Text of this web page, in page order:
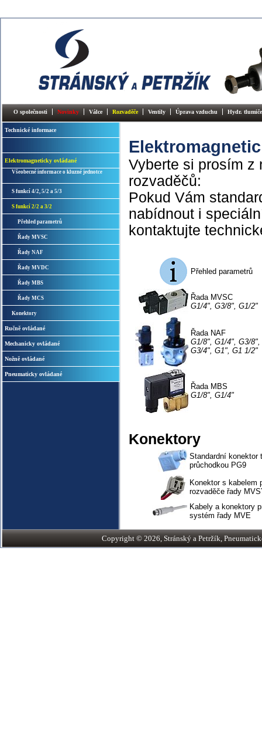
O společnosti Novinky Válce Rozvaděče Ventily Úprava vzduchu Hydr.
Technické informace
Elektromagneticky ovládané
Všeobecné informace o kluzné jednotce
S funkcí 4/2, 5/2 a 5/3
S funkcí 2/2 a 3/2
Přehled parametrů
Řady MVSC
Řady NAF
Řady MVDC
Řady MBS
Řady MCS
Konektory
Ručně ovládané
Mechanicky ovládané
Nožně ovládané
Pneumaticky ovládané
Vyberte si prosím z
rozvaděčů:
Pokud Vám
nabídnout i
kontaktujte
Přehled parametrů
Řada MVSC
G1/4", G3/8", G1/2"
Řada NAF
G1/8", G1/4", G3/
G3/4", G1", G1 1/2"
Řada MBS
G1/8", G1/4"
Konektory
Standardní konektor
průchodkou PG9
Konektor s kabelem
rozvaděče řady
Kabely a konektory
systém řady MVE
Copyright © 2026, Stránský a Petržík,